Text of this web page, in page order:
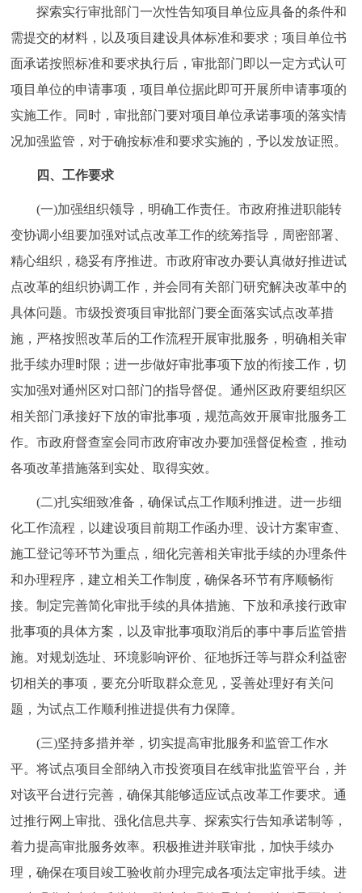
探索实行审批部门一次性告知项目单位应具备的条件和
需提交的材料，以及项目建设具体标准和要求；项目单位书
面承诺按照标准和要求执行后，审批部门即以一定方式认可
项目单位的申请事项，项目单位据此即可开展所申请事项的
实施工作。同时，审批部门要对项目单位承诺事项的落实情
况加强监管，对于确按标准和要求实施的，予以发放证照。
四、工作要求
(一)加强组织领导，明确工作责任。市政府推进职能转
变协调小组要加强对试点改革工作的统筹指导，周密部署、
精心组织，稳妥有序推进。市政府审改办要认真做好推进试
点改革的组织协调工作，并会同有关部门研究解决改革中的
具体问题。市级投资项目审批部门要全面落实试点改革措
施，严格按照改革后的工作流程开展审批服务，明确相关审
批手续办理时限；进一步做好审批事项下放的衔接工作，切
实加强对通州区对口部门的指导督促。通州区政府要组织区
相关部门承接好下放的审批事项，规范高效开展审批服务工
作。市政府督查室会同市政府审改办要加强督促检查，推动
各项改革措施落到实处、取得实效。
(二)扎实细致准备，确保试点工作顺利推进。进一步细
化工作流程，以建设项目前期工作函办理、设计方案审查、
施工登记等环节为重点，细化完善相关审批手续的办理条件
和办理程序，建立相关工作制度，确保各环节有序顺畅衔
接。制定完善简化审批手续的具体措施、下放和承接行政审
批事项的具体方案，以及审批事项取消后的事中事后监管措
施。对规划选址、环境影响评价、征地拆迁等与群众利益密
切相关的事项，要充分听取群众意见，妥善处理好有关问
题，为试点工作顺利推进提供有力保障。
(三)坚持多措并举，切实提高审批服务和监管工作水
平。将试点项目全部纳入市投资项目在线审批监管平台，并
对该平台进行完善，确保其能够适应试点改革工作要求。通
过推行网上审批、强化信息共享、探索实行告知承诺制等，
着力提高审批服务效率。积极推进并联审批，加快手续办
理，确保在项目竣工验收前办理完成各项法定审批手续。进